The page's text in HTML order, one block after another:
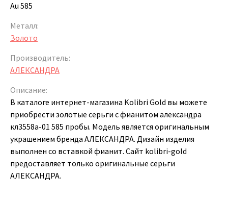
Au 585
Металл:
Золото
Производитель:
АЛЕКСАНДРА
Описание:
В каталоге интернет-магазина Kolibri Gold вы можете
приобрести золотые серьги с фианитом александра
кл3558а-01 585 пробы. Модель является оригинальным
украшением бренда АЛЕКСАНДРА. Дизайн изделия
выполнен со вставкой фианит. Сайт kolibri-gold
предоставляет только оригинальные серьги
АЛЕКСАНДРА.